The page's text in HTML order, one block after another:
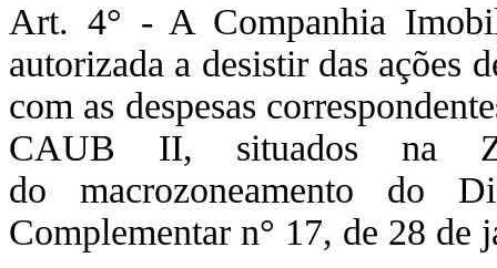
Art. 4° - A Companhia
autorizada a desistir das ações
com as despesas
CAUB II, situados na
do macrozoneamento do
Complementar n° 17, de 28 de